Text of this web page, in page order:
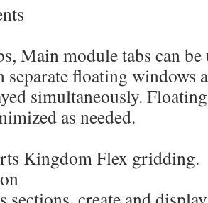
Main module tabs can be
separate floating windows
simultaneously.
as needed.
Kingdom Flex gridding.